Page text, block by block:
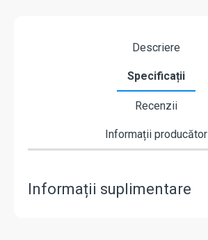
Descriere
Specificații
Recenzii
Informații producător
Informații suplimentare